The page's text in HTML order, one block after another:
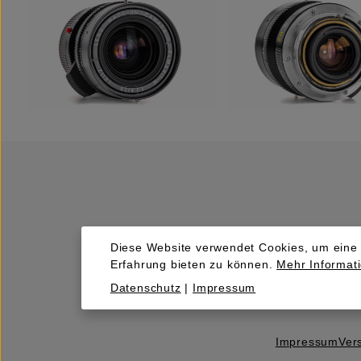
Impressum
Diese Website verwendet Cookies, um
Erfahrung bieten zu können. Mehr
Datenschutz | Impressum